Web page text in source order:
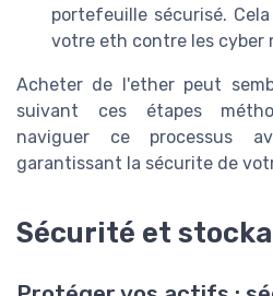
portefeuille sécurisé.
votre eth contre les cyber
Acheter de l'ether peut
suivant ces étapes
naviguer ce processus
garantissant la sécurite de
Sécurité et